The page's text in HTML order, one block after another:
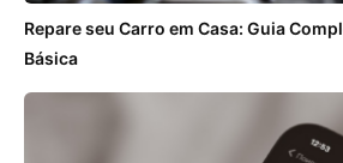
Repare seu Carro em Casa: Guia
Básica